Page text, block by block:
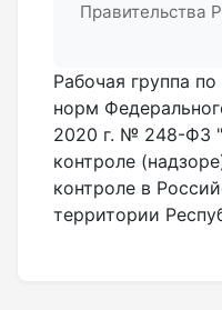
Правительства
Рабочая группа
норм
2020 г. № 248-ФЗ
контроле
контроле в
территории